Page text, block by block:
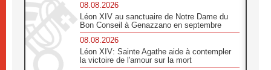
08.08.2026
Léon XIV au sanctuaire de Notre Dame du
Bon Conseil à Genazzano en septembre
08.08.2026
Léon XIV: Sainte Agathe aide à contempler
la victoire de l'amour sur la mort